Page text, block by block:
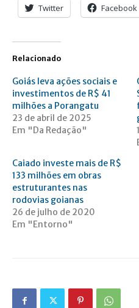
Twitter Facebook
Relacionado
Goiás leva ações sociais e
investimentos de R$ 41
milhões a Porangatu
23 de abril de 2025
Em "Da Redação"
Caiado investe mais de R$
133 milhões em obras
estruturantes nas
rodovias goianas
26 de julho de 2020
Em "Entorno"